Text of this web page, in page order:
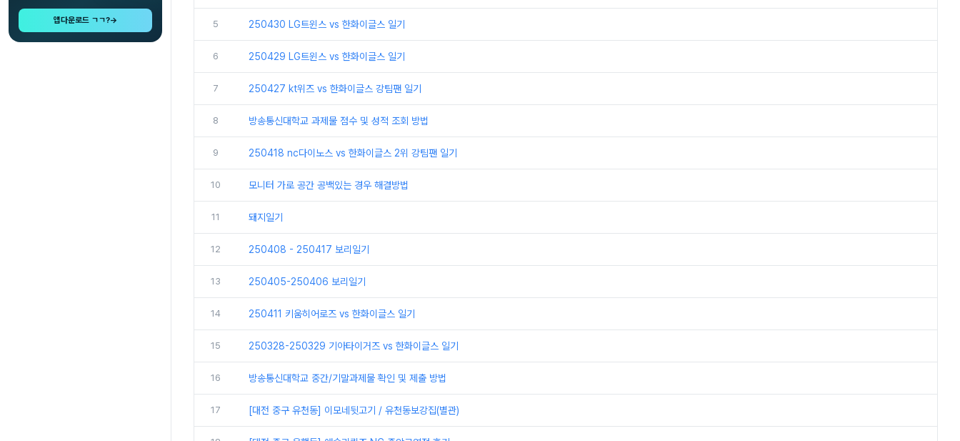
앱다운로드 ㄱㄱ?→ 5 250430 LG트윈스 vs 한화이글스 일기
6 250429 LG트윈스 vs 한화이글스 일기
7 250427 kt위즈 vs 한화이글스 강팀팬 일기
8 방송통신대학교 과제물 점수 및 성적 조회 방법
9 250418 nc다이노스 vs 한화이글스 2위 강팀팬 일기
10 모니터 가로 공간 공백있는 경우 해결방법
11 돼지일기
12 250408 - 250417 보리일기
13 250405-250406 보리일기
14 250411 키움히어로즈 vs 한화이글스 일기
15 250328-250329 기아타이거즈 vs 한화이글스 일기
16 방송통신대학교 중간/기말과제물 확인 및 제출 방법
17 [대전 중구 유천동] 이모네뒷고기 / 유천동보강집(별관)